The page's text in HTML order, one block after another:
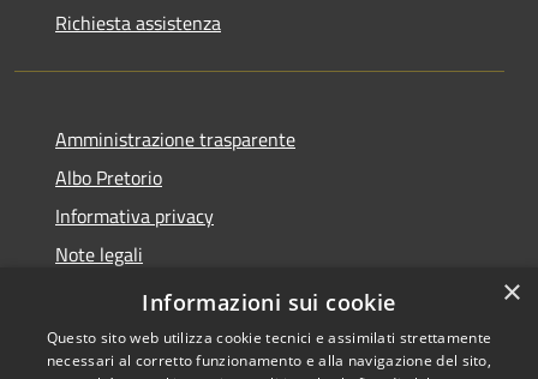
Richiesta assistenza
Amministrazione trasparente
Albo Pretorio
Informativa privacy
Note legali
Dichiarazione di accessibilità
×
Informazioni sui cookie
Questo sito web utilizza cookie tecnici e assimilati strettamente
necessari al corretto funzionamento e alla navigazione del sito,